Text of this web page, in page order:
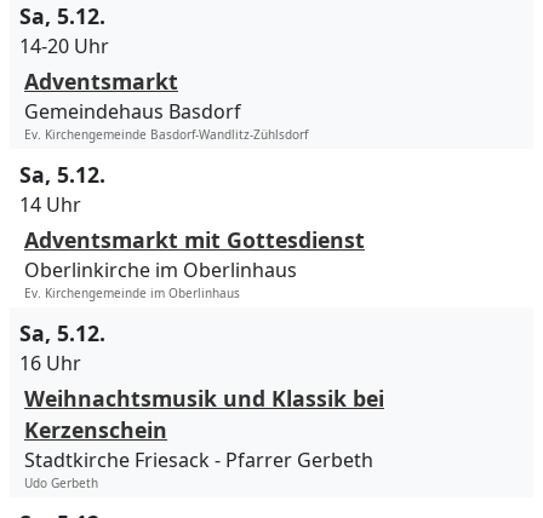
Sa, 5.12.
14-20 Uhr
Adventsmarkt
Gemeindehaus Basdorf
Ev. Kirchengemeinde Basdorf-Wandlitz-Zühlsdorf
Sa, 5.12.
14 Uhr
Adventsmarkt mit Gottesdienst
Oberlinkirche im Oberlinhaus
Ev. Kirchengemeinde im Oberlinhaus
Sa, 5.12.
16 Uhr
Weihnachtsmusik und Klassik bei
Kerzenschein
Stadtkirche Friesack Pfarrer Gerbeth
Udo Gerbeth